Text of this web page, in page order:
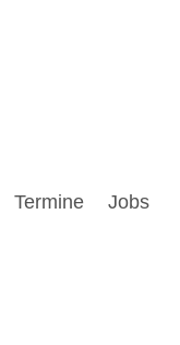
Termine Jobs